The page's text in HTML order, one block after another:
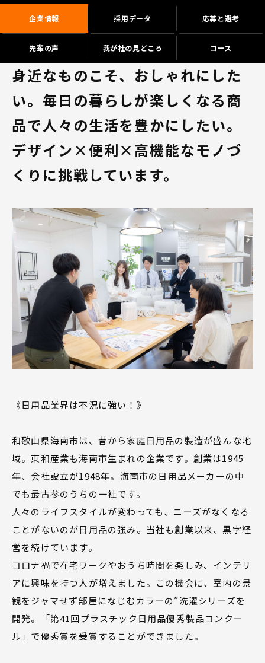
企業情報 採用データ 応募と選考
先輩の声 我が社の見どころ コース
身近なものこそ、おしゃれにした
い。毎日の暮らしが楽しくなる商
品で人々の生活を豊かにしたい。
デザイン×便利×高機能なモノづ
くりに挑戦しています。
《日用品業界は不況に強い！》
和歌山県海南市は、昔から家庭日用品の製造が盛んな地
域。東和産業も海南市生まれの企業です。創業は1945
年、会社設立が1948年。海南市の日用品メーカーの中
でも最古参のうちの一社です。
人々のライフスタイルが変わっても、ニーズがなくなる
ことがないのが日用品の強み。当社も創業以来、黒字経
営を続けています。
コロナ禍で在宅ワークやおうち時間を楽しみ、インテリ
アに興味を持つ人が増えました。この機会に、室内の景
観をジャマせず部屋になじむカラーの”洗濯シリーズを
開発。「第41回プラスチック日用品優秀製品コンクー
ル」で優秀賞を受賞することができました。